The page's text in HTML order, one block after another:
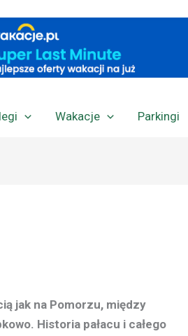
Wakacje Parkingi
jak na Pomorzu, między
Historia pałacu i całego